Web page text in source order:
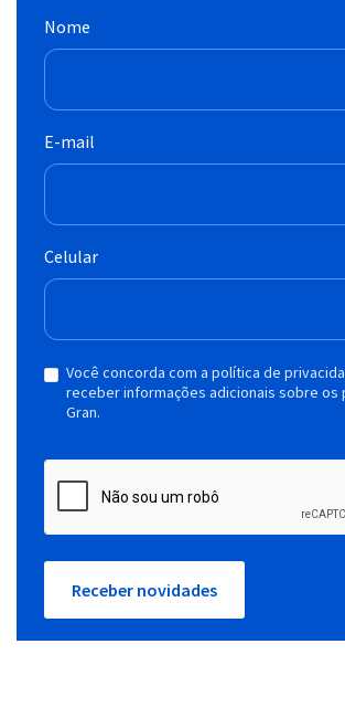
Nome
E-mail
Celular
Você concorda com a política de
receber informações adicionais sobre os
Gran.
Receber novidades